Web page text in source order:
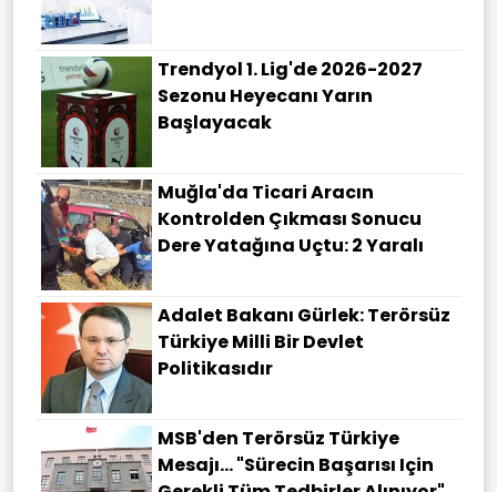
Trendyol 1. Lig'de 2026-2027
Sezonu Heyecanı Yarın
Başlayacak
Muğla'da Ticari Aracın
Kontrolden Çıkması Sonucu
Dere Yatağına Uçtu: 2 Yaralı
Adalet Bakanı Gürlek: Terörsüz
Türkiye Milli Bir Devlet
Politikasıdır
MSB'den Terörsüz Türkiye
Mesajı... "Sürecin Başarısı Için